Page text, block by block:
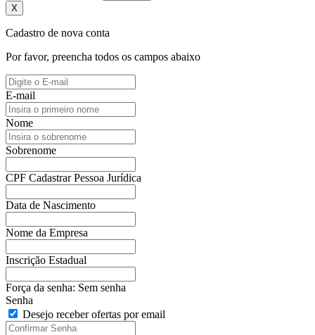
X
Cadastro de nova conta
Por favor, preencha todos os campos abaixo
E-mail
Nome
Sobrenome
CPF Cadastrar Pessoa Jurídica
Data de Nascimento
Nome da Empresa
Inscrição Estadual
Força da senha: Sem senha
Senha
Desejo receber ofertas por email